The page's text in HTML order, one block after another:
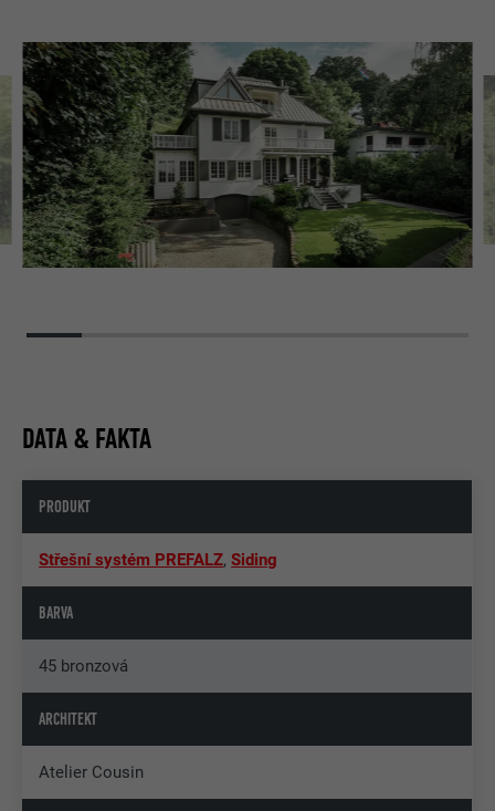
DATA & FAKTA
PRODUKT
Střešní systém PREFALZ,Siding
BARVA
45 bronzová
ARCHITEKT
Atelier Cousin